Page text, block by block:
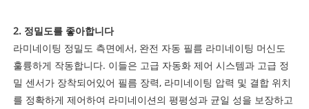
2. 정밀도를 좋아합니다
라미네이팅 정밀도 측면에서, 완전 자동 필름 라미네이팅 머신도
훌륭하게 작동합니다. 이들은 고급 자동화 제어 시스템과 고급 정
밀 센서가 장착되어있어 필름 장력, 라미네이팅 압력 및 결합 위치
를 정확하게 제어하여 라미네이션의 평평성과 균일 성을 보장하고